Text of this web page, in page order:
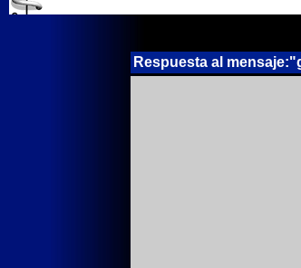
Respuesta al